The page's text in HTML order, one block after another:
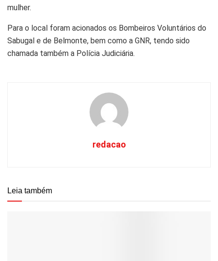
mulher.
Para o local foram acionados os Bombeiros Voluntários do
Sabugal e de Belmonte, bem como a GNR, tendo sido
chamada também a Polícia Judiciária.
redacao
Leia também